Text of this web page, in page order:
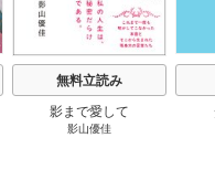
無料立読み
影まで愛して
影山優佳